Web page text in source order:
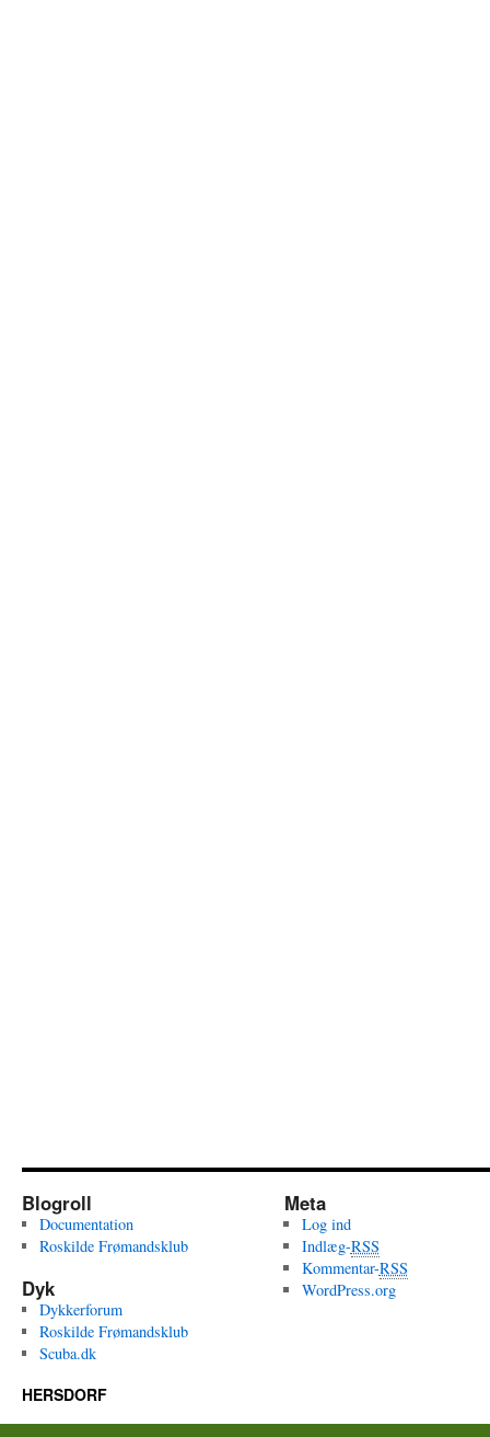
Blogroll
Documentation
Roskilde Frømandsklub
Dyk
Dykkerforum
Roskilde Frømandsklub
Scuba.dk
Meta
Log ind
Indlæg-RSS
Kommentar-RSS
WordPress.org
HERSDORF